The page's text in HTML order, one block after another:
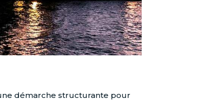
démarche structurante pour